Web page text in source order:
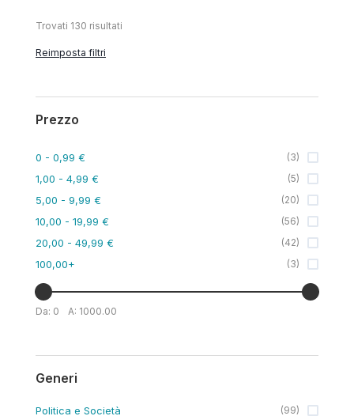
Trovati 130 risultati
Reimposta filtri
Prezzo
0 - 0,99 € (3)
1,00 - 4,99 € (5)
5,00 - 9,99 € (20)
10,00 - 19,99 € (56)
20,00 - 49,99 € (42)
100,00+ (3)
Da: 0 A: 1000.00
Generi
Politica e Società (99)